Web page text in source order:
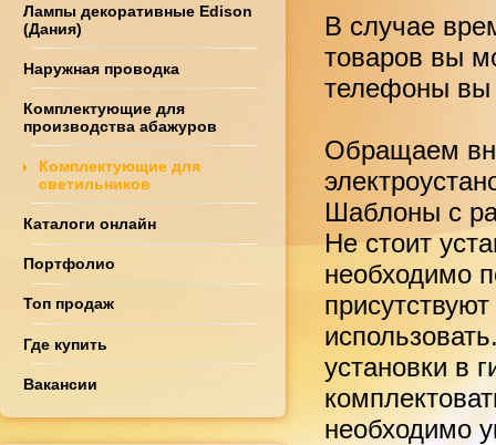
Лампы декоративные Edison
(Дания)
Наружная проводка
Комплектующие для
производства абажуров
Комплектующие для
светильников
Каталоги онлайн
Портфолио
Топ продаж
Где купить
Вакансии
В случае
товаров вы
телефоны вы
Обращаем
Шаблоны с
Не стоит
необходимо
установки в
необходимо